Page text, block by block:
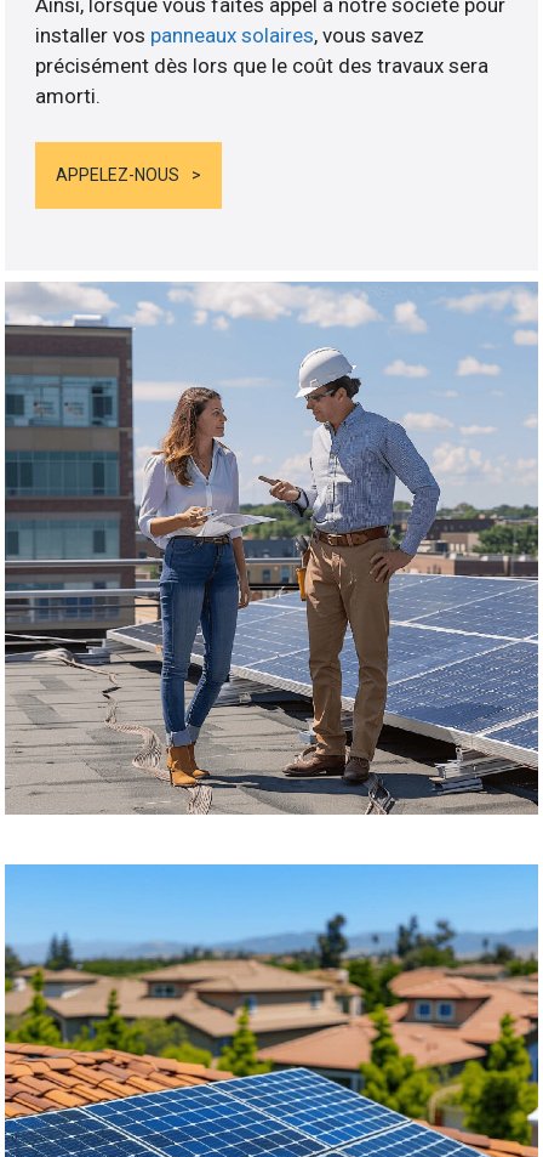
installer vos panneaux solaires, vous savez
précisément dès lors que le coût des travaux sera
amorti.
APPELEZ-NOUS